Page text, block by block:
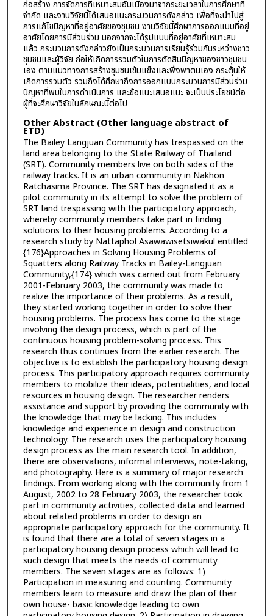
ก่อสร้าง การจัดการที่เหมาะสมอันเนื่องมาจากระยะเวลาในการศึกษาที่
จำกัด และงานวิจัยนี้ได้เสนอแนะกระบวนการดังกล่าว เพื่อที่จะนำไปสู่
การแก้ไขปัญหาที่อยู่อาศัยของชุมชน งานวิจัยนี้ศึกษาการออกแบบที่อยู่
อาศัยโดยการมีส่วนร่วม นอกจากจะได้รูปแบบที่อยู่อาศัยที่เหมาะสม
แล้ว กระบวนการดังกล่าวยังเป็นกระบวนการเรียนรู้ร่วมกันระหว่างชาว
ชุมชนและผู้วิจัย ก่อให้เกิดการรวมตัวในการตัดสินปัญหาของชาวชุมชน
เอง ตามแนวทางการสร้างชุมชนเข้มแข็งและพึ่งพาตนเอง กระตุ้นให้
เกิดการรวมตัว รวมถึงได้ศึกษาถึงการออกแบบกระบวนการมีส่วนร่วม
ปัญหาที่พบในการดำเนินการ และข้อแนะเสนอแนะ จะเป็นประโยชน์ต่อ
ผู้ที่จะศึกษาวิจัยในลักษณะนี้ต่อไป
Other Abstract (Other language abstract of
ETD)
The Bailey Langjuan Community has trespassed on the
land area belonging to the State Railway of Thailand
(SRT). Community members live on both sides of the
railway tracks. It is an urban community in Nakhon
Ratchasima Province. The SRT has designated it as a
pilot community in its attempt to solve the problem of
SRT land trespassing with the participatory approach,
whereby community members take part in finding
solutions to their housing problems. According to a
research study by Nattaphol Asawawisetsiwakul entitled
{176}Approaches in Solving Housing Problems of
Squatters along Railway Tracks in Bailey-Langjuan
Community,{174} which was carried out from February
2001-February 2003, the community was made to
realize the importance of their problems. As a result,
they started working together in order to solve their
housing problems. The process has come to the stage
involving the design process, which is part of the
continuous housing problem-solving process. This
research thus continues from the earlier research. The
objective is to establish the participatory housing design
process. This participatory approach requires community
members to mobilize their ideas, potentialities, and local
resources in housing design. The researcher renders
assistance and support by providing the community with
the knowledge that may be lacking. This includes
knowledge and experience in design and construction
technology. The research uses the participatory housing
design process as the main research tool. In addition,
there are observations, informal interviews, note-taking,
and photography. Here is a summary of major research
findings. From working along with the community from 1
August, 2002 to 28 February 2003, the researcher took
part in community activities, collected data and learned
about related problems in order to design an
appropriate participatory approach for the community. It
is found that there are a total of seven stages in a
participatory housing design process which will lead to
such design that meets the needs of community
members. The seven stages are as follows: 1)
Participation in measuring and counting. Community
members learn to measure and draw the plan of their
own house- basic knowledge leading to own